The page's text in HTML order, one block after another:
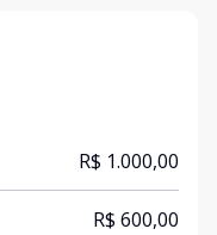
R$ 1.000,00
R$ 600,00